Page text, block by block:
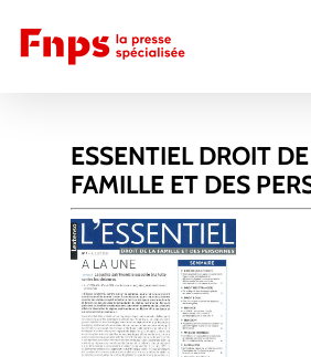
main
ESSENTIEL DROIT
FAMILLE ET DES